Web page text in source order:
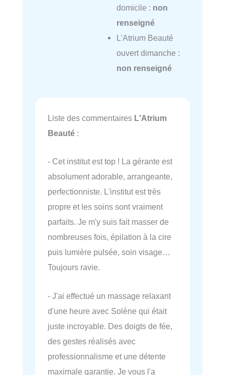
domicile : non
renseigné
L'Atrium Beauté
ouvert dimanche :
non renseigné
Liste des commentaires L'Atrium
Beauté :
- Cet institut est top ! La gérante est
absolument adorable, arrangeante,
perfectionniste. L'institut est très
propre et les soins sont vraiment
parfaits. Je m'y suis fait masser de
nombreuses fois, épilation à la cire
puis lumière pulsée, soin visage…
Toujours ravie.
- J'ai effectué un massage relaxant
d'une heure avec Solène qui était
juste incroyable. Des doigts de fée,
des gestes réalisés avec
professionnalisme et une détente
maximale garantie. Je vous l'a